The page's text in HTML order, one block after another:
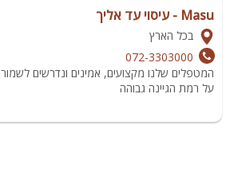
Masu - עיסוי עד אליך
בכל הארץ
072-3303000
המטפלים שלנו מקצועים, אמינים ונדרשים לשמור
על רמת הגיינה גבוהה